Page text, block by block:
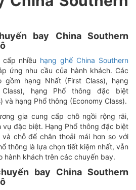
bay China Southern
nhiều hạng ghế China Southern
ứng nhu cầu của hành khách. Các
gồm hạng Nhất (First Class), hạng
Class), hạng Phổ thông đặc biệt
và hạng Phổ thông (Economy Class).
gia cung cấp chỗ ngồi rộng rãi,
đặc biệt. Hạng Phổ thông đặc biệt
chỗ để chân thoải mái hơn so với
thông là lựa chọn tiết kiệm nhất, vẫn
hành khách trên các chuyến bay.
bay China Southern